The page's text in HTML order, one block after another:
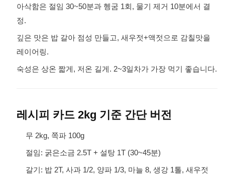
아삭함은 절임 30~50분과 헹굼 1회, 물기 제거 10분에서 결
정.
깊은 맛은 밥 갈아 점성 만들고, 새우젓+액젓으로 감칠맛을
레이어링.
숙성은 상온 짧게, 저온 길게. 2~3일차가 가장 먹기 좋습니다.
레시피 카드 2kg 기준 간단 버전
무 2kg, 쪽파 100g
절임: 굵은소금 2.5T + 설탕 1T (30~45분)
갈기: 밥 2T, 사과 1/2, 양파 1/3, 마늘 8, 생강 1톨, 새우젓